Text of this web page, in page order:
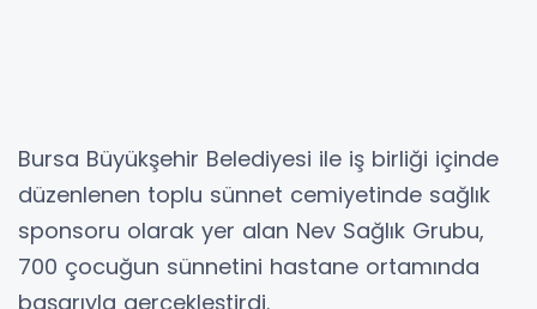
Bursa Büyükşehir Belediyesi ile iş birliği içinde
düzenlenen toplu sünnet cemiyetinde sağlık
sponsoru olarak yer alan Nev Sağlık Grubu,
700 çocuğun sünnetini hastane ortamında
başarıyla gerçekleştirdi.